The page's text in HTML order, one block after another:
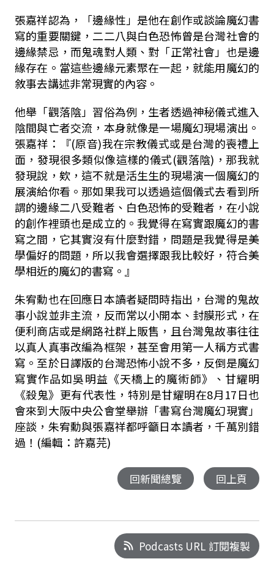
張嘉祥認為，「邊緣性」是他在創作或談論魔幻書
寫的重要關鍵，二二八與白色恐怖曾是台灣社會的
邊緣禁忌，而鬼魂對人類、對「正常社會」也是邊
緣存在。當這些邊緣元素聚在一起，就能用魔幻的
敘事去講述非常現實的內容。
他舉「觀落陰」習俗為例，生者透過神秘儀式進入
陰間與亡者交流，本身就像是一場魔幻現場演出。
張嘉祥：『(原音)我在宗教儀式或是台灣的喪禮上
面，發現很多類似像這樣的儀式(觀落陰)，那我就
發現說，欸，這不就是活生生的現場演一個魔幻的
展演給你看。那如果我可以透過這個儀式去看到所
謂的邊緣二八受難者、白色恐怖的受難者，在小說
的創作裡頭也是成立的。我覺得在寫實跟魔幻的書
寫之間，它其實沒有什麼對錯，問題是我覺得是美
學偏好的問題，所以我會選擇跟我比較好，符合美
學相近的魔幻的書寫。』
朱宥勳也在回應日本讀者疑問時指出，台灣的鬼故
事小說並非主流，反而常以小開本、封膜形式，在
便利商店或是網路社群上販售，且台灣鬼故事往往
以真人真事改編為框架，甚至會用第一人稱方式書
寫。至於日譯版的台灣恐怖小說不多，反倒是魔幻
寫實作品如吳明益《天橋上的魔術師》、甘耀明
《殺鬼》更有代表性，特別是甘耀明在8月17日也
會來到大阪中央公會堂舉辦「書寫台灣魔幻現實」
座談，朱宥勳與張嘉祥都呼籲日本讀者，千萬別錯
過！(編輯：許嘉芫)
回新聞總覽 回上頁
Podcasts URL 訂閱複製